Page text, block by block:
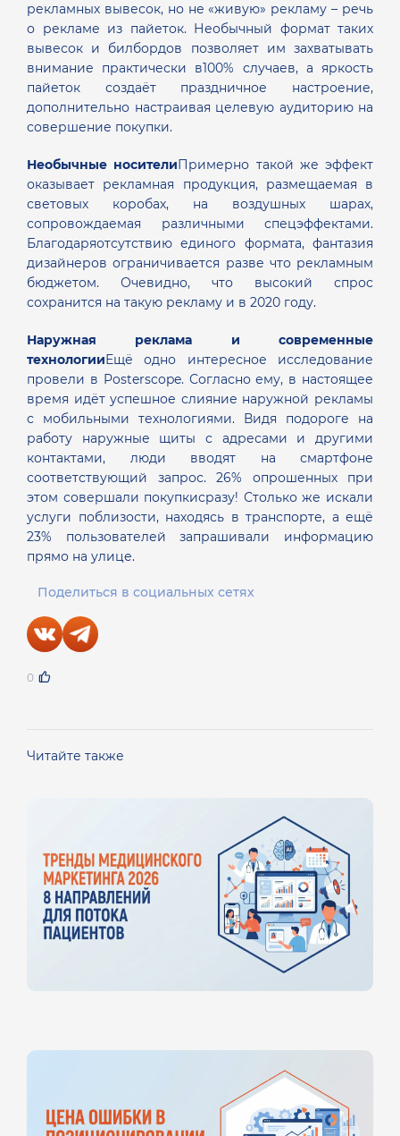
рекламных вывесок, но не «живую» рекламу – речь
о рекламе из пайеток. Необычный формат таких
вывесок и билбордов позволяет им захватывать
внимание практически в100% случаев, а яркость
пайеток создаёт праздничное настроение,
дополнительно настраивая целевую аудиторию на
совершение покупки.
Необычные носителиПримерно такой же эффект
оказывает рекламная продукция, размещаемая в
световых коробах, на воздушных шарах,
сопровождаемая различными спецэффектами.
Благодаряотсутствию единого формата, фантазия
дизайнеров ограничивается разве что рекламным
бюджетом. Очевидно, что высокий спрос
сохранится на такую рекламу и в 2020 году.
Наружная реклама и современные
технологииЕщё одно интересное исследование
провели в Posterscope. Согласно ему, в настоящее
время идёт успешное слияние наружной рекламы
с мобильными технологиями. Видя подороге на
работу наружные щиты с адресами и другими
контактами, люди вводят на смартфоне
соответствующий запрос. 26% опрошенных при
этом совершали покупкисразу! Столько же искали
услуги поблизости, находясь в транспорте, а ещё
23% пользователей запрашивали информацию
прямо на улице.
Поделиться в социальных сетях
0
Читайте также